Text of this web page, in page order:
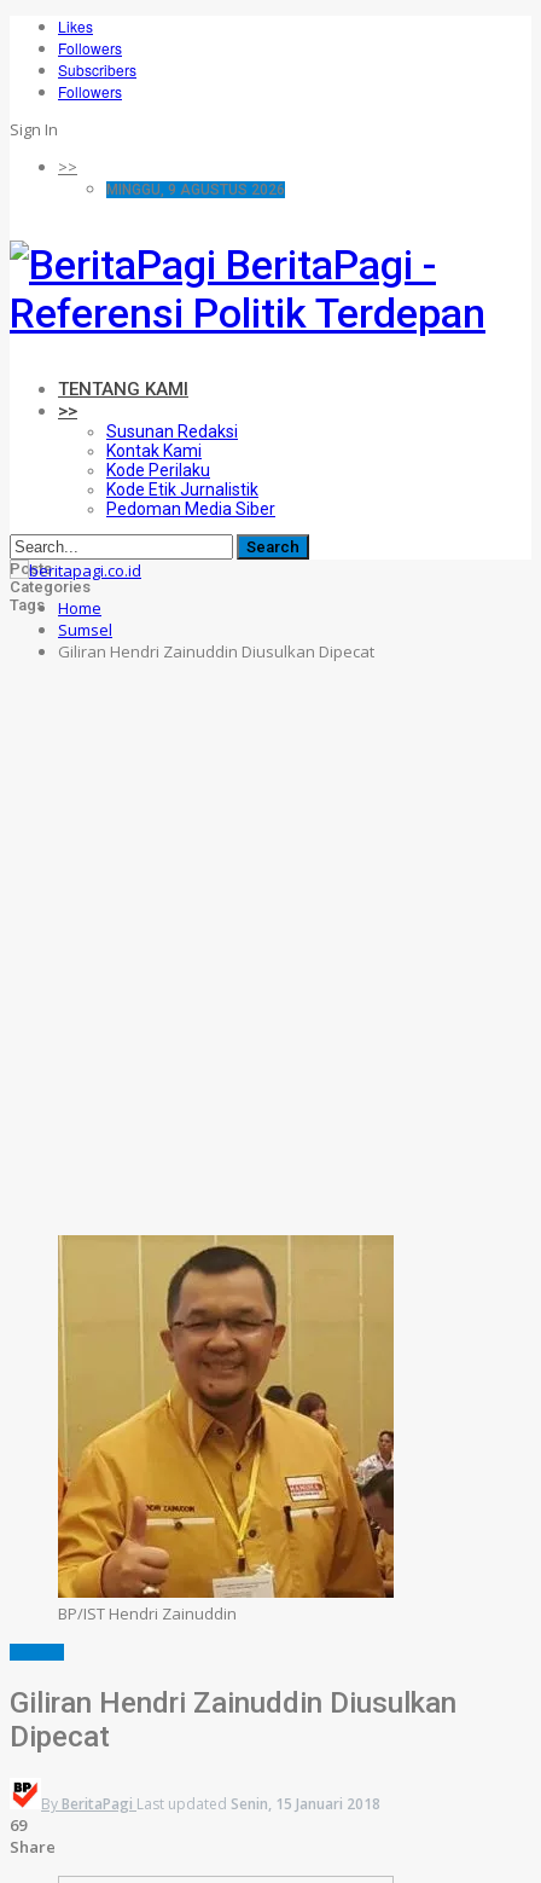
Likes
Followers
Subscribers
Followers
Sign In
>>
MINGGU, 9 AGUSTUS 2026
BeritaPagi -
Referensi Politik Terdepan
TENTANG KAMI
>>
Susunan Redaksi
Kontak Kami
Kode Perilaku
Kode Etik Jurnalistik
Pedoman Media Siber
Posts
Categories
Tags
Home
Sumsel
Giliran Hendri Zainuddin Diusulkan Dipecat
BP/IST Hendri Zainuddin
Giliran Hendri Zainuddin Diusulkan
Dipecat
By BeritaPagi Last updated Senin, 15 Januari 2018
69
Share